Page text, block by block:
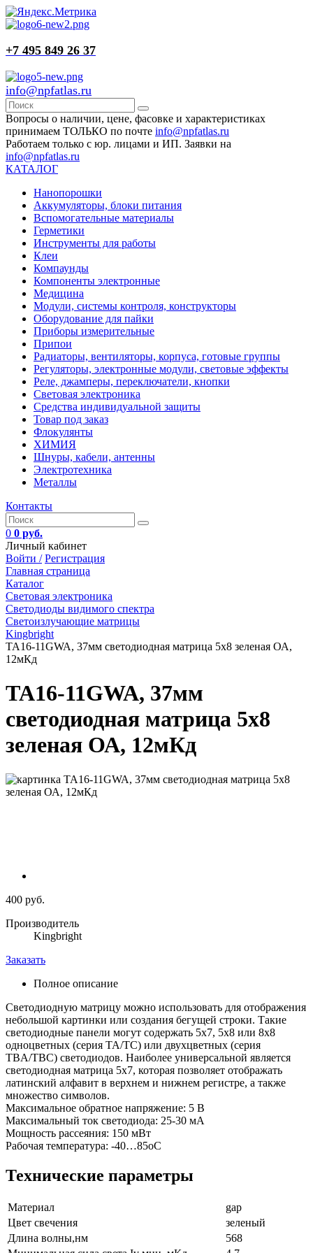
+7 495 849 26 37
info@npfatlas.ru
Вопросы о наличии, цене, фасовке и характеристиках
принимаем ТОЛЬКО по почте info@npfatlas.ru
Работаем только с юр. лицами и ИП. Заявки на
info@npfatlas.ru
КАТАЛОГ
Нанопорошки
Аккумуляторы, блоки питания
Вспомогательные материалы
Герметики
Инструменты для работы
Клеи
Компаунды
Компоненты электронные
Медицина
Модули, системы контроля, конструкторы
Оборудование для пайки
Приборы измерительные
Припои
Радиаторы, вентиляторы, корпуса, готовые группы
Регуляторы, электронные модули, световые эффекты
Реле, джамперы, переключатели, кнопки
Световая электроника
Средства индивидуальной защиты
Товар под заказ
Флокулянты
ХИМИЯ
Шнуры, кабели, антенны
Электротехника
Металлы
Контакты
0 0 руб.
Личный кабинет
Войти / Регистрация
Главная страница
Каталог
Световая электроника
Светодиоды видимого спектра
Светоизлучающие матрицы
Kingbright
TA16-11GWA, 37мм светодиодная матрица 5х8 зеленая ОА,
12мКд
TA16-11GWA, 37мм
светодиодная матрица 5х8
зеленая ОА, 12мКд
400 руб.
Производитель
Kingbright
Заказать
Полное описание
Светодиодную матрицу можно использовать для отображения
небольшой картинки или создания бегущей строки. Такие
светодиодные панели могут содержать 5х7, 5х8 или 8х8
одноцветных (серия ТА/ТС) или двухцветных (серия
TBA/TBC) светодиодов. Наиболее универсальной является
светодиодная матрица 5х7, которая позволяет отображать
латинский алфавит в верхнем и нижнем регистре, а также
множество символов.
Максимальное обратное напряжение: 5 В
Максимальный ток светодиода: 25-30 мА
Мощность рассеяния: 150 мВт
Рабочая температура: -40…85оС
Технические параметры
Материал
gap
Цвет свечения
зеленый
Длина волны,нм
568